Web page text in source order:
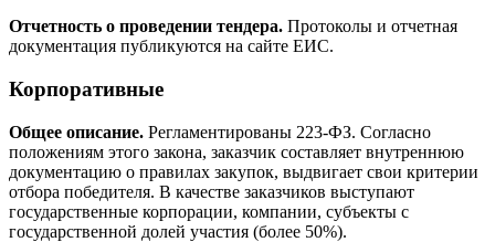
Отчетность о проведении тендера. Протоколы и отчетная
документация публикуются на сайте ЕИС.
Корпоративные
Общее описание. Регламентированы 223-ФЗ. Согласно
положениям этого закона, заказчик составляет внутреннюю
документацию о правилах закупок, выдвигает свои критерии
отбора победителя. В качестве заказчиков выступают
государственные корпорации, компании, субъекты с
государственной долей участия (более 50%).